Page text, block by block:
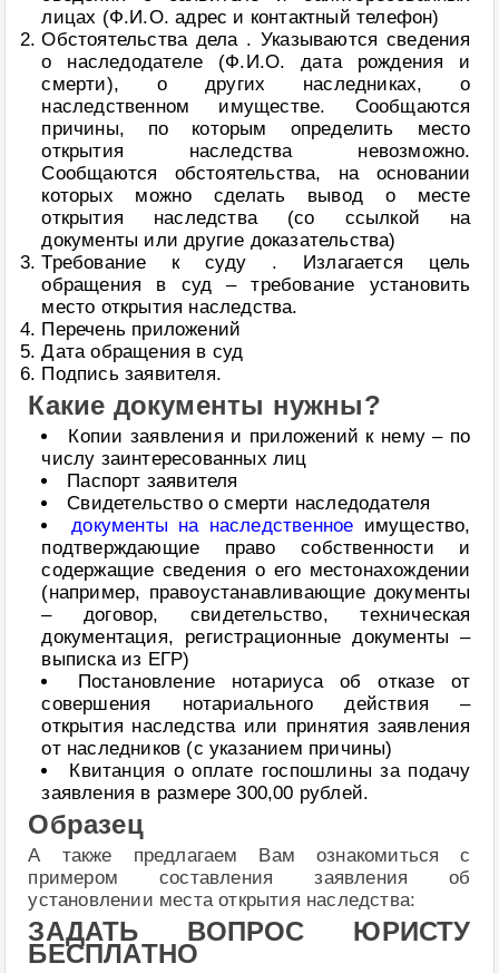
лицах (Ф.И.О. адрес и контактный телефон)
Обстоятельства дела . Указываются сведения
о наследодателе (Ф.И.О. дата рождения и
смерти), о других наследниках, о
наследственном имуществе. Сообщаются
причины, по которым определить место
открытия наследства невозможно.
Сообщаются обстоятельства, на основании
которых можно сделать вывод о месте
открытия наследства (со ссылкой на
документы или другие доказательства)
Требование к суду . Излагается цель
обращения в суд – требование установить
место открытия наследства.
Перечень приложений
Дата обращения в суд
Подпись заявителя.
Какие документы нужны?
Копии заявления и приложений к нему – по
числу заинтересованных лиц
Паспорт заявителя
Свидетельство о смерти наследодателя
документы на наследственное имущество,
подтверждающие право собственности и
содержащие сведения о его местонахождении
(например, правоустанавливающие документы
– договор, свидетельство, техническая
документация, регистрационные документы –
выписка из ЕГР)
Постановление нотариуса об отказе от
совершения нотариального действия –
открытия наследства или принятия заявления
от наследников (с указанием причины)
Квитанция о оплате госпошлины за подачу
заявления в размере 300,00 рублей.
Образец
А также предлагаем Вам ознакомиться с
примером составления заявления об
установлении места открытия наследства:
ЗАДАТЬ ВОПРОС ЮРИСТУ
БЕСПЛАТНО